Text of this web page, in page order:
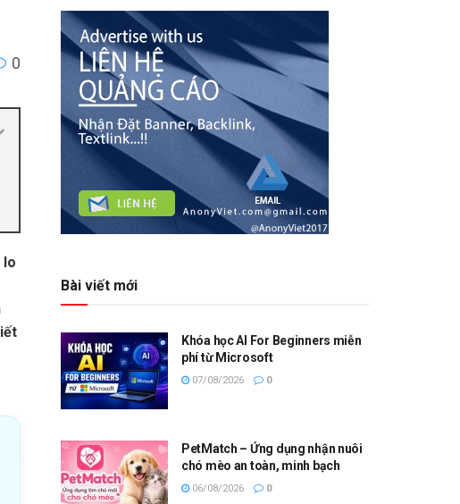
0
lo
Bài viết mới
Khóa học AI For Beginners miễn
phí từ Microsoft
07/08/2026 0
PetMatch – Ứng dụng nhận nuôi
chó mèo an toàn, minh bạch
06/08/2026 0